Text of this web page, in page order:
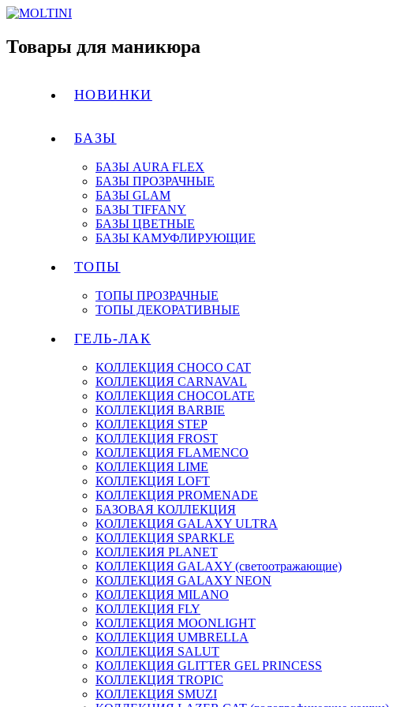
Товары для маникюра
НОВИНКИ
БАЗЫ
БАЗЫ AURA FLEX
БАЗЫ ПРОЗРАЧНЫЕ
БАЗЫ GLAM
БАЗЫ TIFFANY
БАЗЫ ЦВЕТНЫЕ
БАЗЫ КАМУФЛИРУЮЩИЕ
ТОПЫ
ТОПЫ ПРОЗРАЧНЫЕ
ТОПЫ ДЕКОРАТИВНЫЕ
ГЕЛЬ-ЛАК
КОЛЛЕКЦИЯ CHOCO CAT
КОЛЛЕКЦИЯ CARNAVAL
КОЛЛЕКЦИЯ CHOCOLATE
КОЛЛЕКЦИЯ BARBIE
КОЛЛЕКЦИЯ STEP
КОЛЛЕКЦИЯ FROST
КОЛЛЕКЦИЯ FLAMENCO
КОЛЛЕКЦИЯ LIME
КОЛЛЕКЦИЯ LOFT
КОЛЛЕКЦИЯ PROMENADE
БАЗОВАЯ КОЛЛЕКЦИЯ
КОЛЛЕКЦИЯ GALAXY ULTRA
КОЛЛЕКЦИЯ SPARKLE
КОЛЛЕКИЯ PLANET
КОЛЛЕКЦИЯ GALAXY (светоотражающие)
КОЛЛЕКЦИЯ GALAXY NEON
КОЛЛЕКЦИЯ MILANO
КОЛЛЕКЦИЯ FLY
КОЛЛЕКЦИЯ MOONLIGHT
КОЛЛЕКЦИЯ UMBRELLA
КОЛЛЕКЦИЯ SALUT
КОЛЛЕКЦИЯ GLITTER GEL PRINCESS
КОЛЛЕКЦИЯ TROPIC
КОЛЛЕКЦИЯ SMUZI